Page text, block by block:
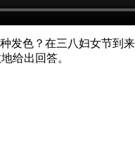
发色？在三八妇女节
给出回答。